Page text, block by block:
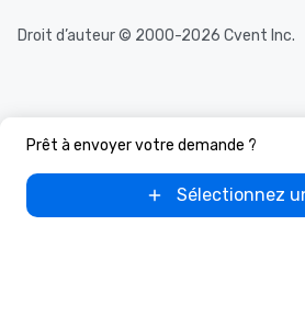
Prêt à envoyer votre demande ?
Sélectionnez
Droit d’auteur © 2000-2026 Cvent Inc.